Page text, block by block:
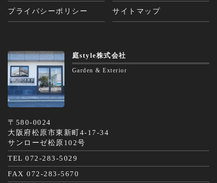
プライバシーポリシー サイトマップ
庭style株式会社
Garden & Exterior
〒580-0024
大阪府松原市東新町4-17-34
サンローゼ松原102号
TEL 072-283-5029
FAX 072-283-5670